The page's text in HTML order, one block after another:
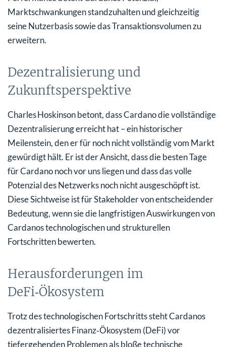
Marktschwankungen standzuhalten und gleichzeitig
seine Nutzerbasis sowie das Transaktionsvolumen zu
erweitern.
Dezentralisierung und
Zukunftsperspektive
Charles Hoskinson betont, dass Cardano die vollständige
Dezentralisierung erreicht hat – ein historischer
Meilenstein, den er für noch nicht vollständig vom Markt
gewürdigt hält. Er ist der Ansicht, dass die besten Tage
für Cardano noch vor uns liegen und dass das volle
Potenzial des Netzwerks noch nicht ausgeschöpft ist.
Diese Sichtweise ist für Stakeholder von entscheidender
Bedeutung, wenn sie die langfristigen Auswirkungen von
Cardanos technologischen und strukturellen
Fortschritten bewerten.
Herausforderungen im
DeFi‑Ökosystem
Trotz des technologischen Fortschritts steht Cardanos
dezentralisiertes Finanz‑Ökosystem (DeFi) vor
tiefergehenden Problemen als bloße technische